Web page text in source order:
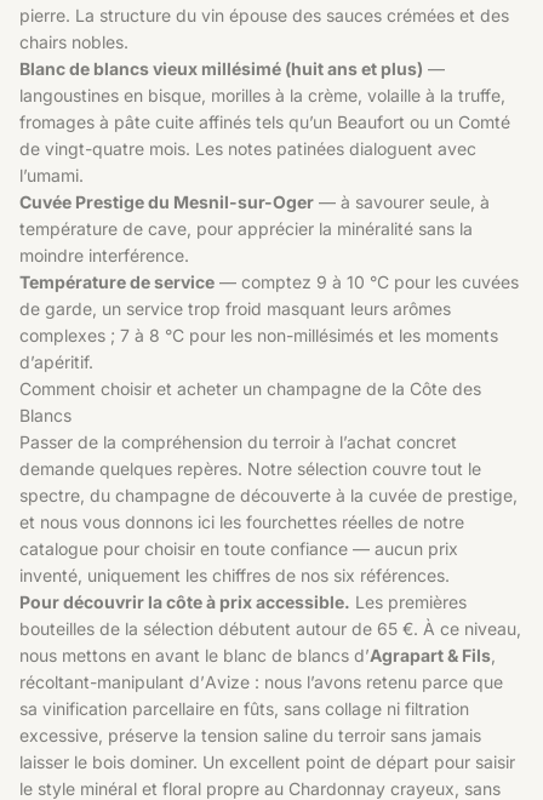
pierre. La structure du vin épouse des sauces crémées et des
chairs nobles.
Blanc de blancs vieux millésimé (huit ans et plus) —
langoustines en bisque, morilles à la crème, volaille à la truffe,
fromages à pâte cuite affinés tels qu’un Beaufort ou un Comté
de vingt-quatre mois. Les notes patinées dialoguent avec
l’umami.
Cuvée Prestige du Mesnil-sur-Oger — à savourer seule, à
température de cave, pour apprécier la minéralité sans la
moindre interférence.
Température de service — comptez 9 à 10 °C pour les cuvées
de garde, un service trop froid masquant leurs arômes
complexes ; 7 à 8 °C pour les non-millésimés et les moments
d’apéritif.
Comment choisir et acheter un champagne de la Côte des
Blancs
Passer de la compréhension du terroir à l’achat concret
demande quelques repères. Notre sélection couvre tout le
spectre, du champagne de découverte à la cuvée de prestige,
et nous vous donnons ici les fourchettes réelles de notre
catalogue pour choisir en toute confiance — aucun prix
inventé, uniquement les chiffres de nos six références.
Pour découvrir la côte à prix accessible. Les premières
bouteilles de la sélection débutent autour de 65 €. À ce niveau,
nous mettons en avant le blanc de blancs d’Agrapart & Fils
récoltant-manipulant d’Avize : nous l’avons retenu parce que
sa vinification parcellaire en fûts, sans collage ni filtration
excessive, préserve la tension saline du terroir sans jamais
laisser le bois dominer. Un excellent point de départ pour saisir
le style minéral et floral propre au Chardonnay crayeux, sans